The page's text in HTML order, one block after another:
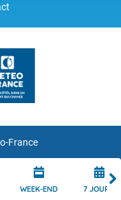
WEEK-END 7 JOURS
France